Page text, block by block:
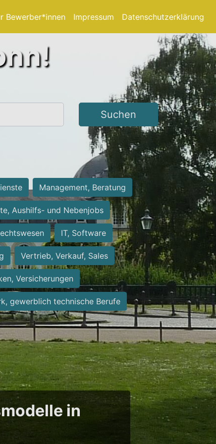
Bewerber*innen Impressum Datenschutzerklärung
Suchen
Management, Beratung
Aushilfs- und Nebenjobs
IT, Software
Vertrieb, Verkauf, Sales
Versicherungen
gewerblich technische Berufe
in